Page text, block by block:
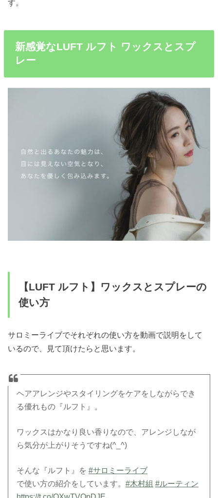
す。
新感覚なLUFT ルフト ワックスとスプ
レー
【LUFT ルフト】ワックスとスプレーの
使い方
サロミーライブでそれぞれの使い方を動画で説明をして
いるので、見て頂けたらと思います。
ヘアアレンジやスタイリングをケアをしながらでき
る優れもの『ルフト』。
ワックスはかなり良い香りなので、アレンジしなが
ら気分が上がりそうですね(^_^)
そんな『ルフト』を#サロミーライブ
で使い方の紹介をしています。#木村組 #ルーティン